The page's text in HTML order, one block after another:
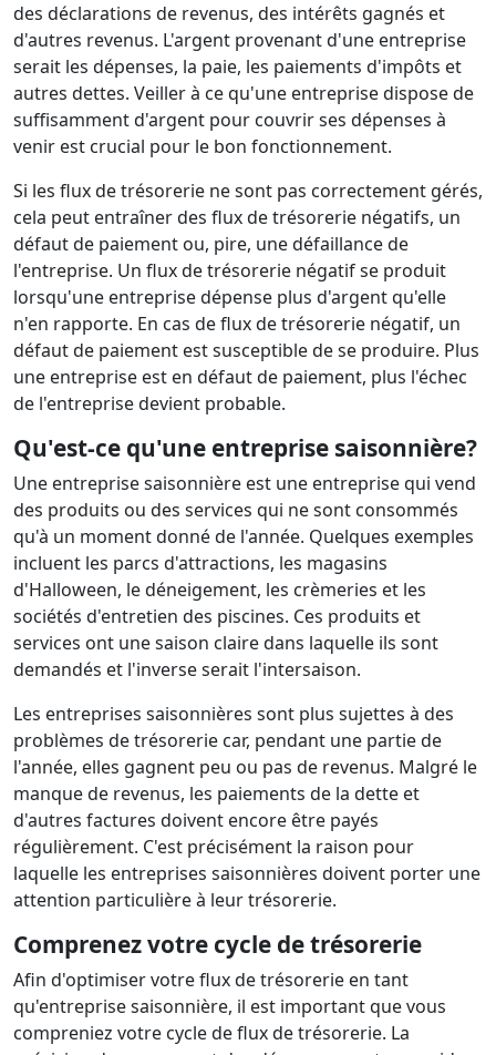
des déclarations de revenus, des intérêts gagnés et
d'autres revenus. L'argent provenant d'une entreprise
serait les dépenses, la paie, les paiements d'impôts et
autres dettes. Veiller à ce qu'une entreprise dispose de
suffisamment d'argent pour couvrir ses dépenses à
venir est crucial pour le bon fonctionnement.
Si les flux de trésorerie ne sont pas correctement gérés,
cela peut entraîner des flux de trésorerie négatifs, un
défaut de paiement ou, pire, une défaillance de
l'entreprise. Un flux de trésorerie négatif se produit
lorsqu'une entreprise dépense plus d'argent qu'elle
n'en rapporte. En cas de flux de trésorerie négatif, un
défaut de paiement est susceptible de se produire. Plus
une entreprise est en défaut de paiement, plus l'échec
de l'entreprise devient probable.
Qu'est-ce qu'une entreprise saisonnière?
Une entreprise saisonnière est une entreprise qui vend
des produits ou des services qui ne sont consommés
qu'à un moment donné de l'année. Quelques exemples
incluent les parcs d'attractions, les magasins
d'Halloween, le déneigement, les crèmeries et les
sociétés d'entretien des piscines. Ces produits et
services ont une saison claire dans laquelle ils sont
demandés et l'inverse serait l'intersaison.
Les entreprises saisonnières sont plus sujettes à des
problèmes de trésorerie car, pendant une partie de
l'année, elles gagnent peu ou pas de revenus. Malgré le
manque de revenus, les paiements de la dette et
d'autres factures doivent encore être payés
régulièrement. C'est précisément la raison pour
laquelle les entreprises saisonnières doivent porter une
attention particulière à leur trésorerie.
Comprenez votre cycle de trésorerie
Afin d'optimiser votre flux de trésorerie en tant
qu'entreprise saisonnière, il est important que vous
compreniez votre cycle de flux de trésorerie. La